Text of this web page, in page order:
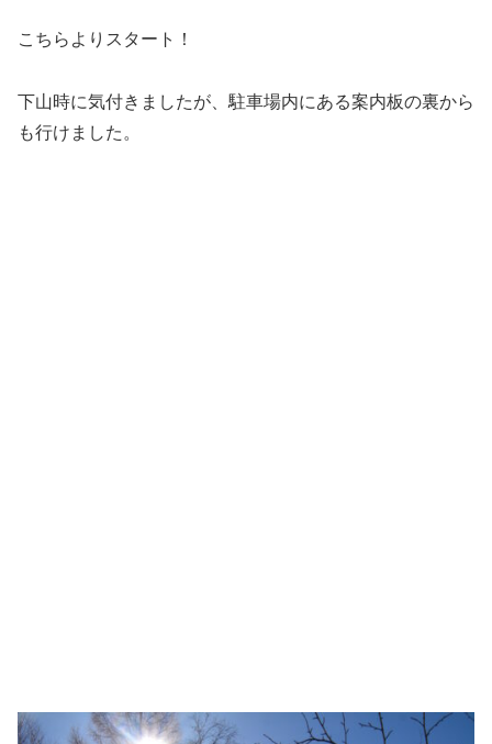
こちらよりスタート！
下山時に気付きましたが、駐車場内にある案内板の裏から
も行けました。